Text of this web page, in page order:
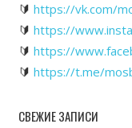
🔰 https://vk.com/
🔰 https://
🔰 https://
🔰 https://t.me/
СВЕЖИЕ ЗАПИСИ